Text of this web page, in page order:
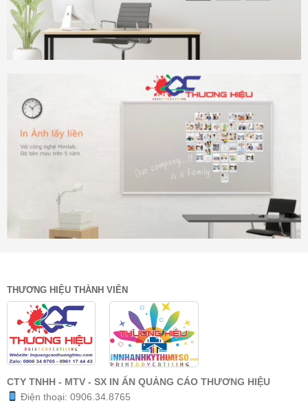
THƯƠNG HIỆU THÀNH VIÊN
CTY TNHH - MTV - SX IN ẤN QUẢNG CÁO THƯƠNG HIỆU
Điện thoại: 0906.34.8765